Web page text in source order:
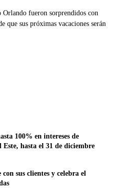
fueron sorprendidos con
que sus próximas vacaciones serán
100% en intereses de
hasta el 31 de diciembre
sus clientes y celebra el